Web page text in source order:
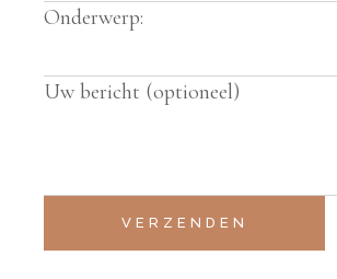
Onderwerp:
Uw bericht (optioneel)
VERZENDEN